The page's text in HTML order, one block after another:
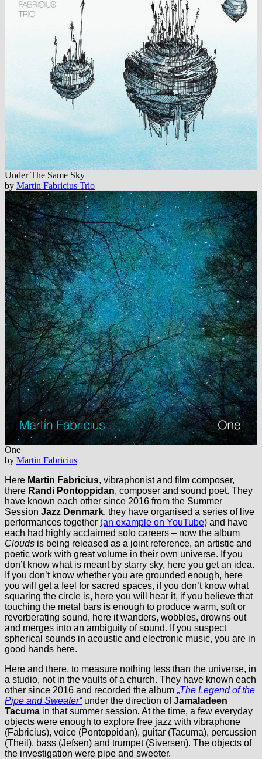
Under The Same Sky
by Martin Fabricius Trio
One
by Martin Fabricius
Here Martin Fabricius, vibraphonist and film composer,
there Randi Pontoppidan, composer and sound poet. They
have known each other since 2016 from the Summer
Session Jazz Denmark, they have organised a series of live
performances together (an example on YouTube) and have
each had highly acclaimed solo careers – now the album
Clouds is being released as a joint reference, an artistic and
poetic work with great volume in their own universe. If you
don’t know what is meant by starry sky, here you get an idea.
If you don’t know whether you are grounded enough, here
you will get a feel for sacred spaces, if you don’t know what
squaring the circle is, here you will hear it, if you believe that
touching the metal bars is enough to produce warm, soft or
reverberating sound, here it wanders, wobbles, drowns out
and merges into an ambiguity of sound. If you suspect
spherical sounds in acoustic and electronic music, you are in
good hands here.
Here and there, to measure nothing less than the universe, in
a studio, not in the vaults of a church. They have known each
other since 2016 and recorded the album „The Legend of the
Pipe and Sweater“under the direction ofJamaladeen
Tacuma in that summer session. At the time, a few everyday
objects were enough to explore free jazz with vibraphone
(Fabricius), voice (Pontoppidan), guitar (Tacuma), percussion
(Theil), bass (Jefsen) and trumpet (Siversen). The objects of
the investigation were pipe and sweeter.